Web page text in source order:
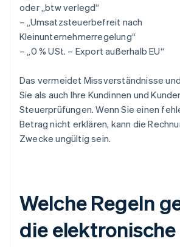
oder „btw verlegd“
– „Umsatzsteuerbefreit nach
Kleinunternehmerregelung“
– „0 % USt. – Export außerhalb EU“
Das vermeidet Missverständnisse
Sie als auch Ihre Kundinnen und
Steuerprüfungen. Wenn Sie einen
Betrag nicht erklären, kann die
Zwecke ungültig sein.
Welche Regeln
die elektronische